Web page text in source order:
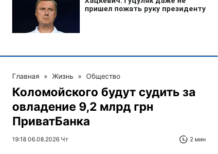
Главная » Жизнь » Общество
Коломойского будут судить за
овладение 9,2 млрд грн
ПриватБанка
19:18 06.08.2026 Чт 2 мин